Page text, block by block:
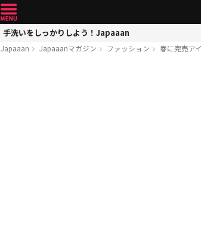
手洗いをしっかりしよう！Japaaan
Japaaan Japaaanマガジン ファッション 春に完売ア